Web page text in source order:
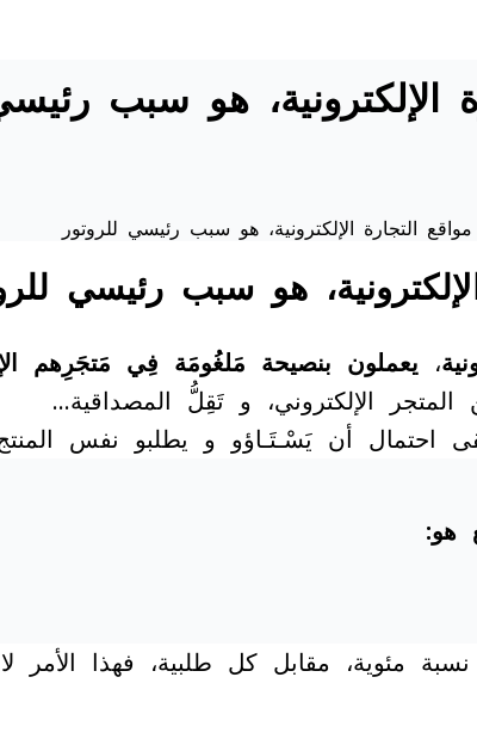
هو سبب
التجارة الإلكترونية، هو سبب رئيسي للروتور
هو سبب رئيسي
، يعملون بنصيحة مَلغُومَة فِي مَتجَرِهم
الإلكتروني، و تَقِلُّ المصداقية…
احتمال أن يَسْـتَـاؤو و يطلبو نفس المنتج
هو:
مئوية، مقابل كل طلبية، فهذا